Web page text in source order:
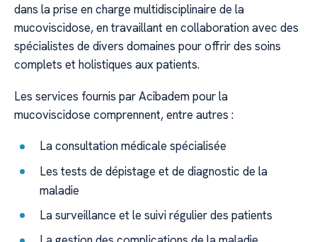
dans la prise en charge multidisciplinaire de la
mucoviscidose, en travaillant en collaboration avec des
spécialistes de divers domaines pour offrir des soins
complets et holistiques aux patients.
Les services fournis par Acibadem pour la
mucoviscidose comprennent, entre autres :
La consultation médicale spécialisée
Les tests de dépistage et de diagnostic de la
maladie
La surveillance et le suivi régulier des patients